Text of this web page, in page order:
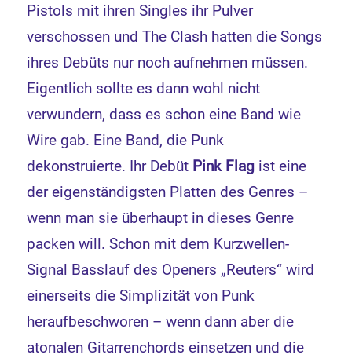
Pistols mit ihren Singles ihr Pulver
verschossen und The Clash hatten die Songs
ihres Debüts nur noch aufnehmen müssen.
Eigentlich sollte es dann wohl nicht
verwundern, dass es schon eine Band wie
Wire gab. Eine Band, die Punk
dekonstruierte. Ihr Debüt Pink Flag ist eine
der eigenständigsten Platten des Genres –
wenn man sie überhaupt in dieses Genre
packen will. Schon mit dem Kurzwellen-
Signal Basslauf des Openers „Reuters“ wird
einerseits die Simplizität von Punk
heraufbeschworen – wenn dann aber die
atonalen Gitarrenchords einsetzen und die